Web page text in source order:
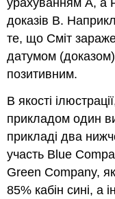
доказів B.
те, що Сміт
датумом
позитивним.
В якості
прикладом один
прикладі два
участь Blue
Green Company,
85% кабін сині, а